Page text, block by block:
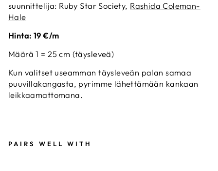
suunnittelija: Ruby Star Society, Rashida Coleman-
Hale
Hinta: 19 €/m
Määrä 1 = 25 cm (täysleveä)
Kun valitset useamman täysleveän palan samaa
puuvillakangasta, pyrimme lähettämään kankaan
leikkaamattomana.
PAIRS WELL WITH